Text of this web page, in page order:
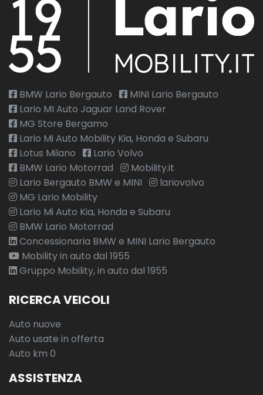
BMW Lario Bergauto
MINI Lario Bergauto
Lario MI Auto Jaguar Land Rover
MG Store Bergamo
Lario Mi Auto Mobility Kia, Honda e Subaru
Lotus Milano
Lario Volvo
BMW Lario Motorrad
Mobility.it
Lario Bergauto BMW e MINI
lariovolvo
MG Lario Mobility
Lario Mi Auto Kia, Honda e Subaru
BMW Lario Motorrad
Concessionaria BMW e MINI Lario Bergauto
Mobility in auto dal 1955
Gruppo Mobility, in auto dal 1955
RICERCA VEICOLI
Auto nuove
Auto usate in offerta
Auto km 0
ASSISTENZA